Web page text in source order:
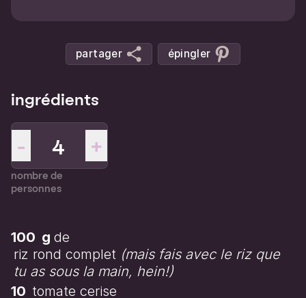
partager épingler
ingrédients
- +
nombre de
personnes
100 g de
riz rond complet (mais fais avec le riz que
tu as sous la main, hein!)
10 tomate cerise